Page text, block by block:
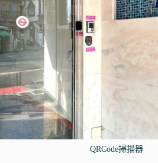
QRCode掃描器